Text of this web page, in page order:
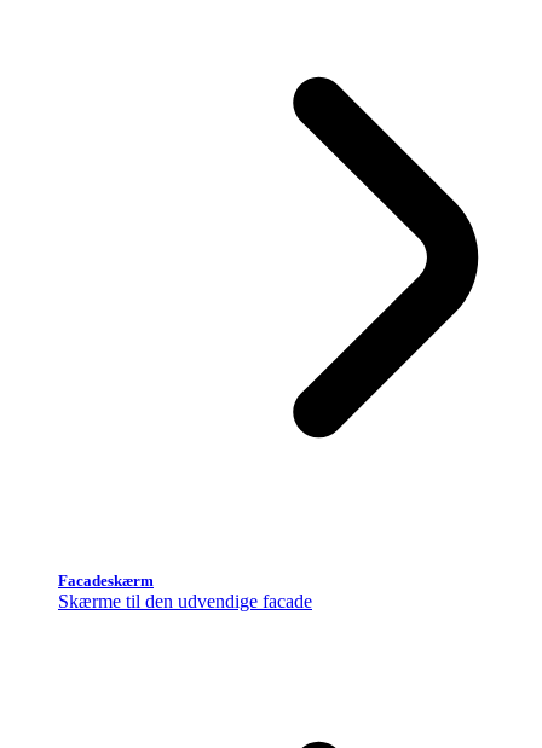
Facadeskærm
Skærme til den udvendige facade